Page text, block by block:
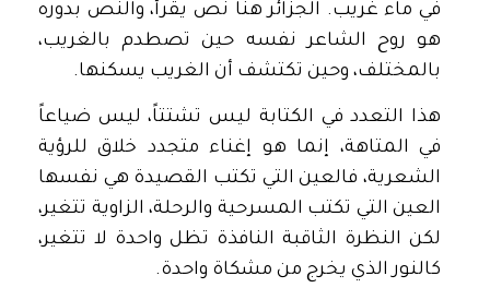
في ماء غريب. الجزائر هنا نص يقرأ، والنص بدوره
هو روح الشاعر نفسه حين تصطدم بالغريب،
بالمختلف، وحين تكتشف أن الغريب يسكنها.
هذا التعدد في الكتابة ليس تشتتاً، ليس ضياعاً
في المتاهة، إنما هو إغناء متجدد خلاق للرؤية
الشعرية، فالعين التي تكتب القصيدة هي نفسها
العين التي تكتب المسرحية والرحلة، الزاوية تتغير،
لكن النظرة الثاقبة النافذة تظل واحدة لا تتغير،
كالنور الذي يخرج من مشكاة واحدة.